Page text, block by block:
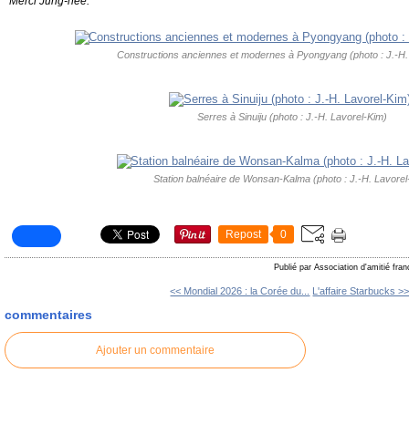
Constructions anciennes et modernes à Pyongyang (photo : J.-
Serres à Sinuiju (photo : J.-H. Lavorel-Kim)
Station balnéaire de Wonsan-Kalma (photo : J.-H.
Repost 0
Publié par Association d'amitié
<< Mondial 2026 : la Corée du... L'affaire Starbucks >>
commentaires
Ajouter un commentaire